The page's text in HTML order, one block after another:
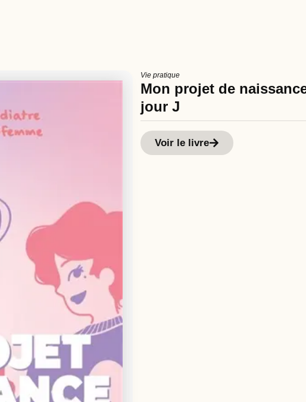
Vie pratique
Mon projet de
jour J
Voir le livre